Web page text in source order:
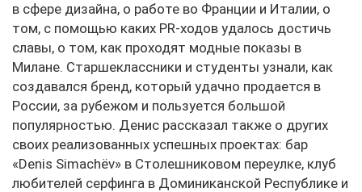
в сфере дизайна, о работе во Франции и Италии, о
том, с помощью каких PR-ходов удалось достичь
славы, о том, как проходят модные показы в
Милане. Старшеклассники и студенты узнали, как
создавался бренд, который удачно продается в
России, за рубежом и пользуется большой
популярностью. Денис рассказал также о других
своих реализованных успешных проектах: бар
«Denis Simachёv» в Столешниковом переулке, клуб
любителей серфинга в Доминиканской Республике и